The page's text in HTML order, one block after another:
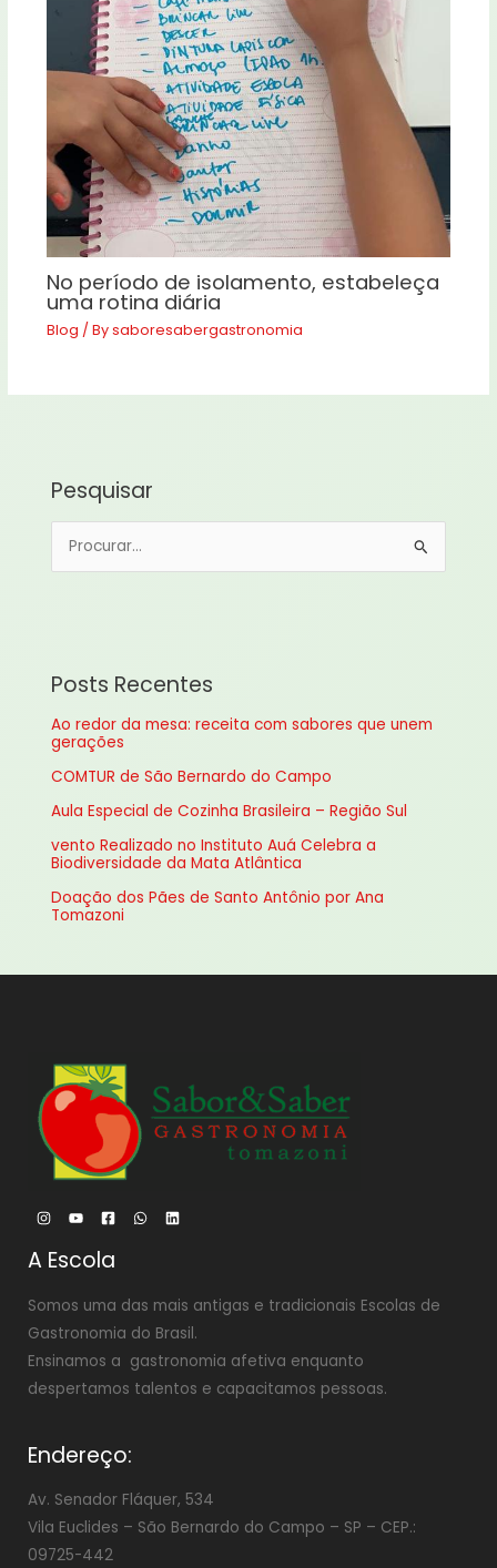
No período de isolamento, estabeleça
uma rotina diária
Blog / Bysaboresabergastronomia
Pesquisar
i
s
a
r
p
o
:
Posts Recentes
Ao redor da mesa: receita com sabores que unem
gerações
COMTUR de São Bernardo do Campo
Aula Especial de Cozinha Brasileira – Região Sul
vento Realizado no Instituto Auá Celebra a
Biodiversidade da Mata Atlântica
Doação dos Pães de Santo Antônio por Ana
Tomazoni
A Escola
Somos uma das mais antigas e tradicionais Escolas de
Gastronomia do Brasil.
Ensinamos a gastronomia afetiva enquanto
despertamos talentos e capacitamos pessoas.
Endereço:
Av. Senador Fláquer, 534
Vila Euclides – São Bernardo do Campo – SP – CEP.:
09725-442